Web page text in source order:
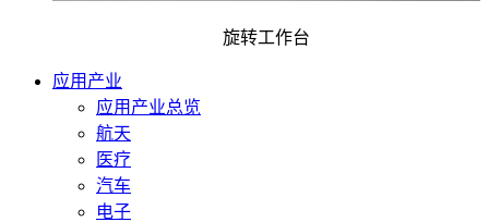
旋转工作台
应用产业
应用产业总览
航天
医疗
汽车
电子